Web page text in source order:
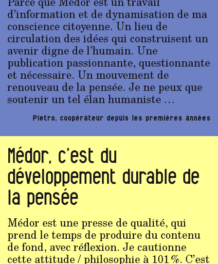
d’information et de dynamisation de ma
conscience citoyenne. Un lieu de
circulation des idées qui construisent un
avenir digne de l’humain. Une
publication passionnante, questionnante
et nécessaire. Un mouvement de
renouveau de la pensée. Je ne peux que
soutenir un tel élan humaniste …
Pietro, coopérateur depuis les premières années
Médor, c’est du
développement durable de
la pensée
Médor est une presse de qualité, qui
prend le temps de produire du contenu
de fond, avec réflexion. Je cautionne
cette attitude / philosophie à 101 %. C’est